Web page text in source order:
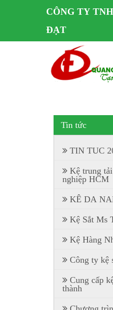
CÔNG TY
ĐẠT
Tin tức
TIN TUC
Kệ trung
nghiệp HCM
KÊ DA
Kệ Sắt Ms
Kệ Hàng
Công ty kệ
Cung cấp
thành